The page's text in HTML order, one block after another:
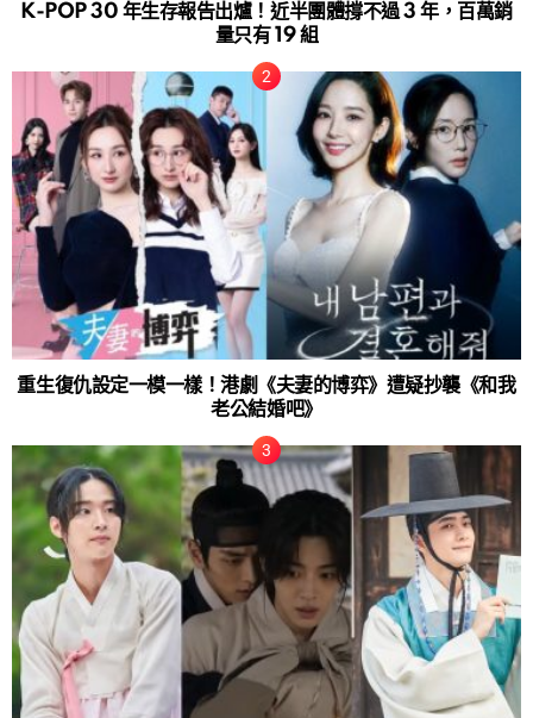
K-POP 30 年生存報告出爐！近半團體撐不過 3 年，百萬銷
量只有 19 組
重生復仇設定一模一樣！港劇《夫妻的博弈》遭疑抄襲《和我
老公結婚吧》